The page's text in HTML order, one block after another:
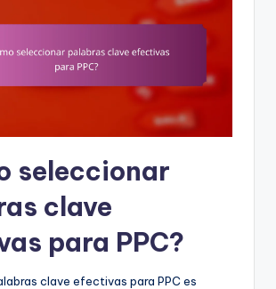
seleccionar
clave
para PPC?
clave efectivas para PPC es